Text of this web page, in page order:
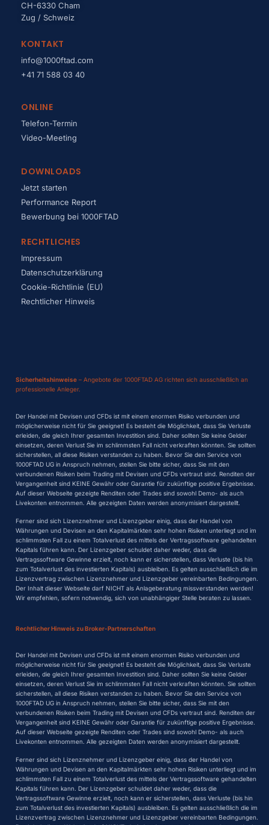
CH-6330 Cham
Zug / Schweiz
KONTAKT
info@1000ftad.com
+41 71 588 03 40
ONLINE
Telefon-Termin
Video-Meeting
DOWNLOADS
Jetzt starten
Performance Report
Bewerbung bei 1000FTAD
RECHTLICHES
Impressum
Datenschutzerklärung
Cookie-Richtlinie (EU)
Rechtlicher Hinweis
Sicherheitshinweise – Angebote der 1000FTAD AG richten sich ausschließlich an
professionelle Anleger.
Der Handel mit Devisen und CFDs ist mit einem enormen Risiko verbunden und
möglicherweise nicht für Sie geeignet! Es besteht die Möglichkeit, dass Sie Verluste
erleiden, die gleich Ihrer gesamten Investition sind. Daher sollten Sie keine Gelder
einsetzen, deren Verlust Sie im schlimmsten Fall nicht verkraften könnten. Sie sollten
sicherstellen, all diese Risiken verstanden zu haben. Bevor Sie den Service von
1000FTAD UG in Anspruch nehmen, stellen Sie bitte sicher, dass Sie mit den
verbundenen Risiken beim Trading mit Devisen und CFDs vertraut sind. Renditen der
Vergangenheit sind KEINE Gewähr oder Garantie für zukünftige positive Ergebnisse.
Auf dieser Webseite gezeigte Renditen oder Trades sind sowohl Demo- als auch
Livekonten entnommen. Alle gezeigten Daten werden anonymisiert dargestellt.
Ferner sind sich Lizenznehmer und Lizenzgeber einig, dass der Handel von
Währungen und Devisen an den Kapitalmärkten sehr hohen Risiken unterliegt und im
schlimmsten Fall zu einem Totalverlust des mittels der Vertragssoftware gehandelten
Kapitals führen kann. Der Lizenzgeber schuldet daher weder, dass die
Vertragssoftware Gewinne erzielt, noch kann er sicherstellen, dass Verluste (bis hin
zum Totalverlust des investierten Kapitals) ausbleiben. Es gelten ausschließlich die im
Lizenzvertrag zwischen Lizenznehmer und Lizenzgeber vereinbarten Bedingungen.
Der Inhalt dieser Webseite darf NICHT als Anlageberatung missverstanden werden!
Wir empfehlen, sofern notwendig, sich von unabhängiger Stelle beraten zu lassen.
Rechtlicher Hinweis zu Broker-Partnerschaften
Der Handel mit Devisen und CFDs ist mit einem enormen Risiko verbunden und
möglicherweise nicht für Sie geeignet! Es besteht die Möglichkeit, dass Sie Verluste
erleiden, die gleich Ihrer gesamten Investition sind. Daher sollten Sie keine Gelder
einsetzen, deren Verlust Sie im schlimmsten Fall nicht verkraften könnten. Sie sollten
sicherstellen, all diese Risiken verstanden zu haben. Bevor Sie den Service von
1000FTAD UG in Anspruch nehmen, stellen Sie bitte sicher, dass Sie mit den
verbundenen Risiken beim Trading mit Devisen und CFDs vertraut sind. Renditen der
Vergangenheit sind KEINE Gewähr oder Garantie für zukünftige positive Ergebnisse.
Auf dieser Webseite gezeigte Renditen oder Trades sind sowohl Demo- als auch
Livekonten entnommen. Alle gezeigten Daten werden anonymisiert dargestellt.
Ferner sind sich Lizenznehmer und Lizenzgeber einig, dass der Handel von
Währungen und Devisen an den Kapitalmärkten sehr hohen Risiken unterliegt und im
schlimmsten Fall zu einem Totalverlust des mittels der Vertragssoftware gehandelten
Kapitals führen kann. Der Lizenzgeber schuldet daher weder, dass die
Vertragssoftware Gewinne erzielt, noch kann er sicherstellen, dass Verluste (bis hin
zum Totalverlust des investierten Kapitals) ausbleiben. Es gelten ausschließlich die im
Lizenzvertrag zwischen Lizenznehmer und Lizenzgeber vereinbarten Bedingungen.